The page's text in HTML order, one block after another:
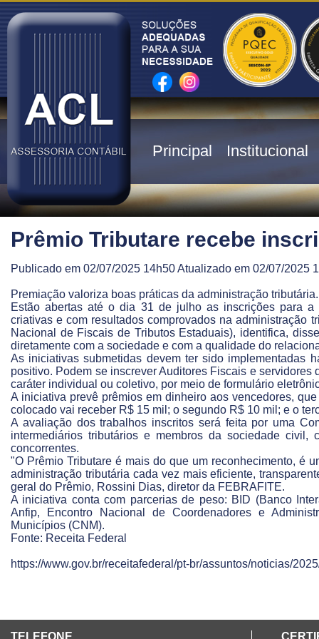
Principal Institucional
Prêmio Tributare recebe
Publicado em 02/07/2025 14h50 Atualizado em 02/07/2025
Premiação valoriza boas práticas da administração tributária.
Estão abertas até o dia 31 de julho as inscrições para
criativas e com resultados comprovados na administração
Nacional de Fiscais de Tributos Estaduais), identifica,
diretamente com a sociedade e com a qualidade do
As iniciativas submetidas devem ter sido implementadas
positivo. Podem se inscrever Auditores Fiscais e
caráter individual ou coletivo, por meio de formulário
A iniciativa prevê prêmios em dinheiro aos vencedores,
colocado vai receber R$ 15 mil; o segundo R$ 10 mil; e o
A avaliação dos trabalhos inscritos será feita por uma
intermediários tributários e membros da sociedade
concorrentes.
"O Prêmio Tributare é mais do que um reconhecimento, é
administração tributária cada vez mais eficiente,
geral do Prêmio, Rossini Dias, diretor da FEBRAFITE.
A iniciativa conta com parcerias de peso: BID (Banco
Anfip, Encontro Nacional de Coordenadores e
Municípios (CNM).
Fonte: Receita Federal
https://www.gov.br/receitafederal/pt-br/assuntos/noticias/
TELEFONE